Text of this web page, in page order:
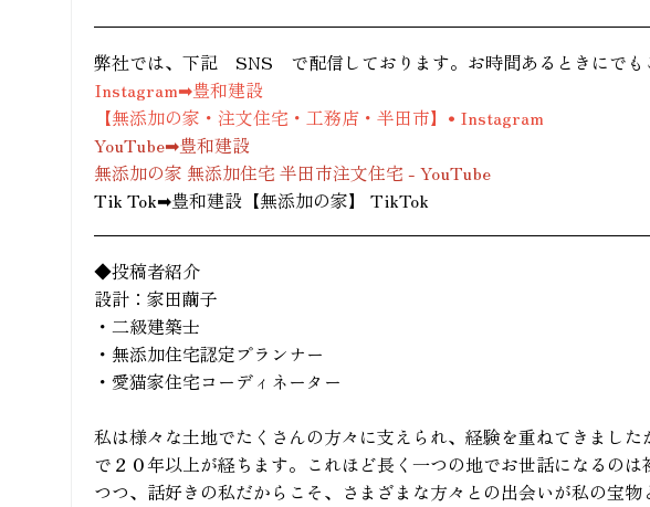
弊社では、下記 SNS で配信しております。お時間あるときにでも
Instagram➡豊和建設
【無添加の家・注文住宅・工務店・半田市】• Instagram
YouTube➡豊和建設
無添加の家 無添加住宅 半田市注文住宅 - YouTube
Tik Tok➡豊和建設【無添加の家】 TikTok
◆投稿者紹介
設計：家田繭子
・二級建築士
・無添加住宅認定プランナー
・愛猫家住宅コーディネーター
私は様々な土地でたくさんの方々に支えられ、経験を重ねてきまし
で２０年以上が経ちます。これほど長く一つの地でお世話になるの
つつ、話好きの私だからこそ、さまざまな方々との出会いが私の宝